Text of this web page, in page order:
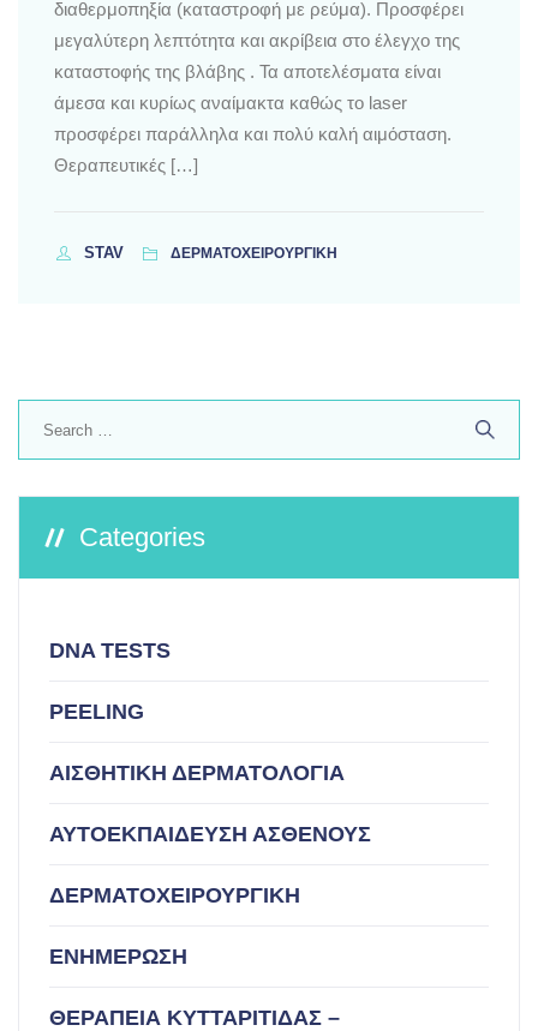
διαθερμοπηξία (καταστροφή με ρεύμα). Προσφέρει
μεγαλύτερη λεπτότητα και ακρίβεια στο έλεγχο της
καταστοφής της βλάβης . Τα αποτελέσματα είναι
άμεσα και κυρίως αναίμακτα καθώς το laser
προσφέρει παράλληλα και πολύ καλή αιμόσταση.
Θεραπευτικές […]
STAV ΔΕΡΜΑΤΟΧΕΙΡΟΥΡΓΙΚΗ
Categories
DNA TESTS
PEELING
ΑΙΣΘΗΤΙΚΗ ΔΕΡΜΑΤΟΛΟΓΙΑ
ΑΥΤΟΕΚΠΑΙΔΕΥΣΗ ΑΣΘΕΝΟΥΣ
ΔΕΡΜΑΤΟΧΕΙΡΟΥΡΓΙΚΗ
ΕΝΗΜΕΡΩΣΗ
ΘΕΡΑΠΕΙΑ ΚΥΤΤΑΡΙΤΙΔΑΣ –